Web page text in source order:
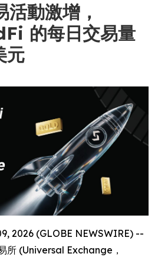
動激增，
的每日交易量
元
2026 (GLOBE NEWSWIRE) --
所 (Universal Exchange，